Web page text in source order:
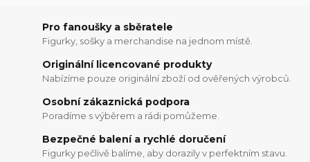
Pro fanoušky a sběratele
Figurky, sošky a merchandise na jednom místě.
Originální licencované produkty
Nabízíme pouze originální zboží od ověřených výrobců.
Osobní zákaznická podpora
Poradíme s výběrem a rádi pomůžeme.
Bezpečné balení a rychlé doručení
Figurky pečlivě balíme, aby dorazily v perfektním stavu.